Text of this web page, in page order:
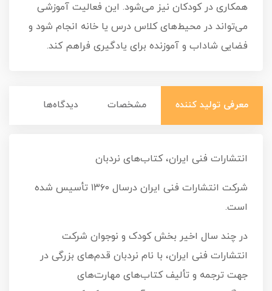
همکاری در کودکان نیز می‌شود. این فعالیت آموزشی
می‌تواند در محیط‌های کلاس درس یا خانه انجام شود و
فضایی شاداب و آموزنده برای یادگیری فراهم کند.
معرفی تولید کننده مشخصات دیدگاه‌ها
انتشارات فنی ایران، کتاب‌های نردبان
شركت انتشارات فنی ايران درسال ۱۳۶۰ تأسيس شده
است.
در چند سال اخیر بخش کودک و نوجوان شرکت
انتشارات فنی ایران، با نام نردبان قدم‌های بزرگی در
جهت ترجمه و تألیف کتاب‌های مهارت‌های